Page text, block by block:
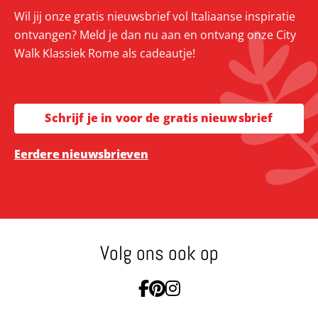
Wil jij onze gratis nieuwsbrief vol Italiaanse inspiratie
ontvangen? Meld je dan nu aan en ontvang onze City
Walk Klassiek Rome als cadeautje!
Schrijf je in voor de gratis nieuwsbrief
Eerdere nieuwsbrieven
Volg ons ook op
Ga naar Facebook
Ga naar Pinterest
Ga naar Instagram